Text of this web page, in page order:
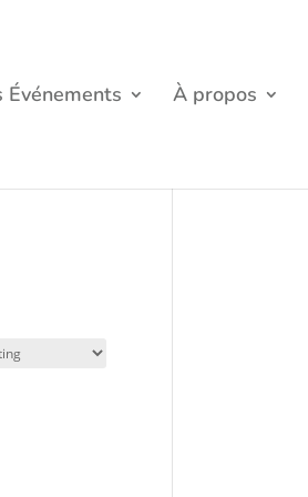
Événements À propos